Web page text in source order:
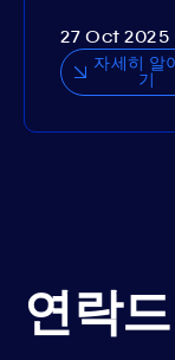
27 Oct 2025
자세히 알
기
연락